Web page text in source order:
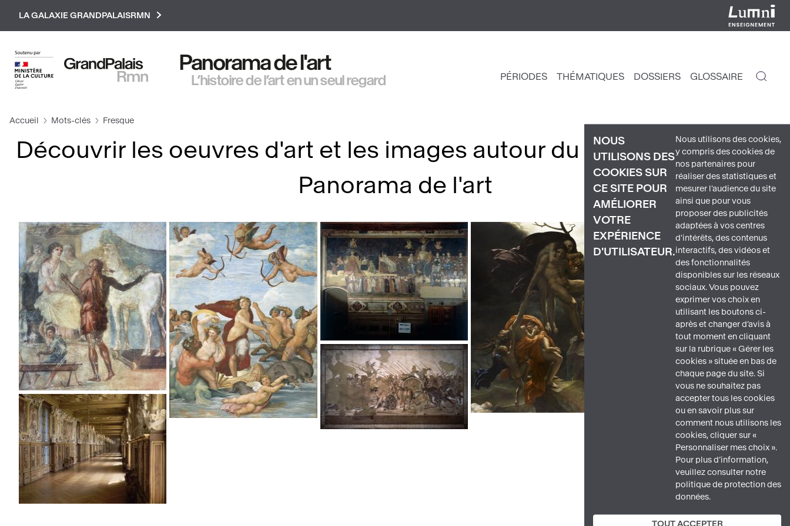
NOUS
UTILISONS DES
COOKIES SUR
CE SITE POUR
AMÉLIORER
VOTRE
EXPÉRIENCE
D'UTILISATEUR.
Nous utilisons des cookies,
y compris des cookies de
nos partenaires pour
réaliser des statistiques et
mesurer l'audience du site
ainsi que pour vous
proposer des publicités
adaptées à vos centres
d'intérêts, des contenus
interactifs, des vidéos et
des fonctionnalités
disponibles sur les réseaux
sociaux. Vous pouvez
exprimer vos choix en
utilisant les boutons ci-
après et changer d’avis à
tout moment en cliquant
sur la rubrique « Gérer les
cookies » située en bas de
chaque page du site. Si
vous ne souhaitez pas
accepter tous les cookies
ou en savoir plus sur
comment nous utilisons les
cookies, cliquer sur «
Personnaliser mes choix ».
Pour plus d’information,
veuillez consulter notre
politique de protection des
données.
TOUT ACCEPTER
LA GALAXIE GRANDPALAISRMN
Panorama de l'art
L’histoire de l’art en un seul regard
NAVIGATION
PÉRIODES THÉMATIQUES DOSSIERS GLOSSAIRE
Accueil Mots-clés Fresque
Découvrir les oeuvres d'art et les images autour du sujetFresquede
Panorama de l'art